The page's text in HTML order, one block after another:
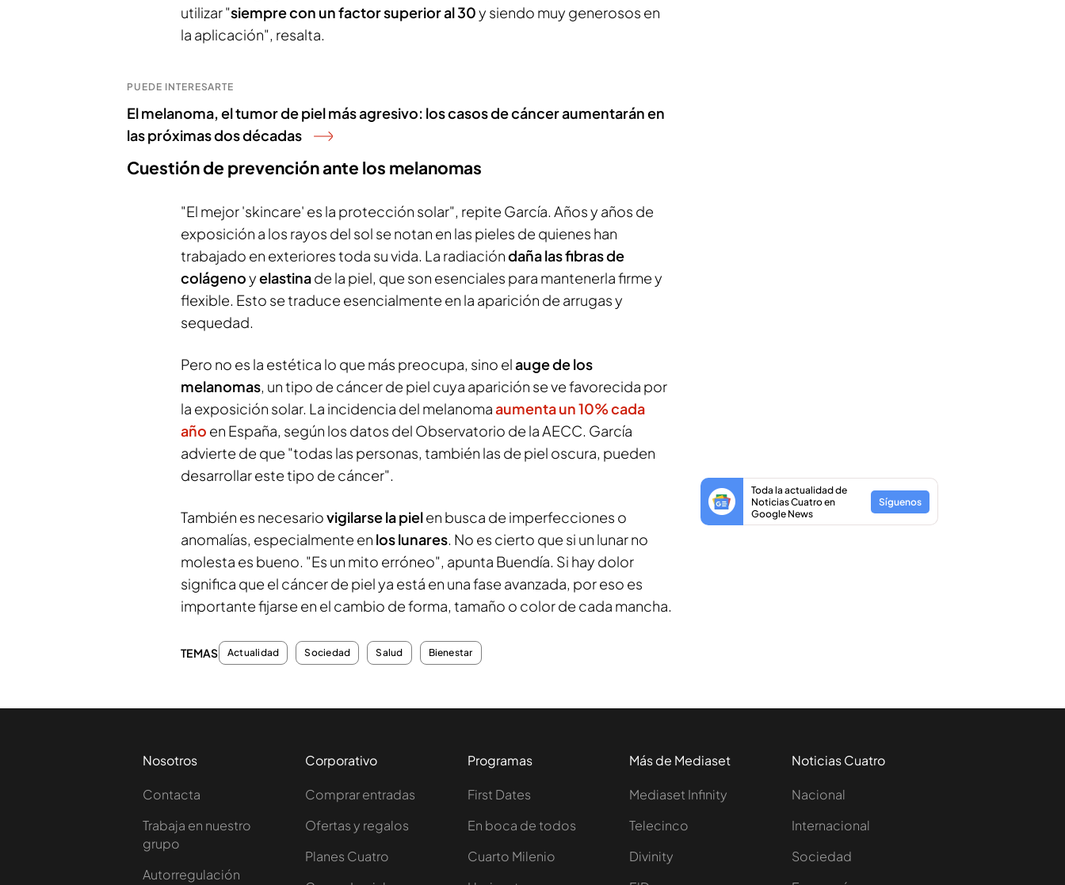
utilizar "siempre con un factor superior al 30y siendo muy generosos en
la aplicación", resalta.
PUEDE INTERESARTE
El melanoma, el tumor de piel más agresivo: los casos de cáncer aumentarán en
las próximas dos décadas
Cuestión de prevención ante los melanomas
"El mejor 'skincare' es la protección solar", repite García. Años y años de
exposición a los rayos del sol se notan en las pieles de quienes han
trabajado en exteriores toda su vida. La radiacióndaña las fibras de
colágenoyelastinade la piel, que son esenciales para mantenerla firme y
flexible. Esto se traduce esencialmente en la aparición de arrugas y
sequedad.
Pero no es la estética lo que más preocupa, sino elauge de los
melanomas, un tipo de cáncer de piel cuya aparición se ve favorecida por
la exposición solar. La incidencia del melanomaaumenta un 10% cada
año en España, según los datos del Observatorio de la AECC. García
advierte de que "todas las personas, también las de piel oscura, pueden
desarrollar este tipo de cáncer".
Toda la actualidad de
Noticias Cuatro en
Google News
Síguenos
También es necesariovigilarse la pielen busca de imperfecciones o
anomalías, especialmente en los lunares. No es cierto que si un lunar no
molesta es bueno. "Es un mito erróneo", apunta Buendía. Si hay dolor
significa que el cáncer de piel ya está en una fase avanzada, por eso es
importante fijarse en el cambio de forma, tamaño o color de cada mancha.
TEMAS Actualidad Sociedad Salud Bienestar
Nosotros
Contacta
Trabaja en nuestro
grupo
Autorregulación
Corporativo
Comprar entradas
Ofertas y regalos
Planes Cuatro
Programas
First Dates
En boca de todos
Cuarto Milenio
Más de Mediaset
Mediaset Infinity
Telecinco
Divinity
Noticias Cuatro
Nacional
Internacional
Sociedad